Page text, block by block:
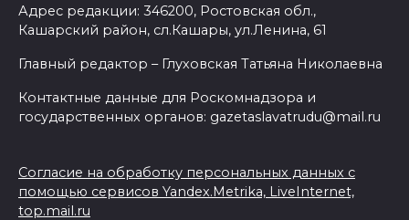
Адрес редакции: 346200, Ростовская обл.,
Кашарский район, сл.Кашары, ул.Ленина, 61
Главный редактор – Глуховская Татьяна Николаевна
Контактные данные для Роскомнадзора и
государственных органов: gazetaslavatrudu@mail.ru
Согласие на обработку персональных данных с
помощью сервисов Yandex.Metrika, LiveInternet,
top.mail.ru